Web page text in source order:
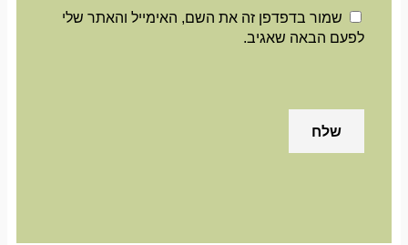
שמור בדפדפן זה את השם, האימייל והאתר שלי
לפעם הבאה שאגיב.